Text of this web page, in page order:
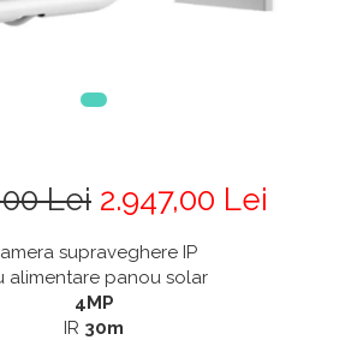
Lei 2.947,00 Lei
supraveghere IP
alimentare panou solar
4MP
IR 30m